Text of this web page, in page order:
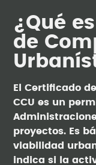
¿Qué
de
El Certificado
CCU es un
proyectos. Es
viabilidad
indica si la